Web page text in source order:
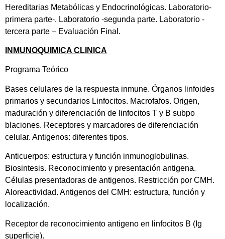
Hereditarias Metabólicas y Endocrinológicas. Laboratorio-
primera parte-. Laboratorio -segunda parte. Laboratorio -
tercera parte – Evaluación Final.
INMUNOQUIMICA CLINICA
Programa Teórico
Bases celulares de la respuesta inmune. Órganos linfoides
primarios y secundarios Linfocitos. Macrofafos. Origen,
maduración y diferenciación de linfocitos T y B subpo
blaciones. Receptores y marcadores de diferenciación
celular. Antigenos: diferentes tipos.
Anticuerpos: estructura y función inmunoglobulinas.
Biosintesis. Reconocimiento y presentación antigena.
Células presentadoras de antigenos. Restricción por CMH.
Aloreactividad. Antigenos del CMH: estructura, función y
localización.
Receptor de reconocimiento antigeno en linfocitos B (Ig
superficie).